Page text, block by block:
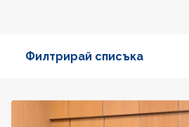
Филтрирай списъка